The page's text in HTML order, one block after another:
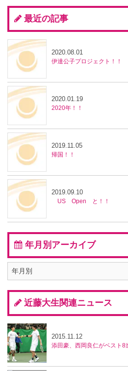
最近の記事
伊達公子プロジェクト！！
2020.08.01
2020年！！
2020.01.19
帰国！！
2019.11.05
US Open と！！
2019.09.10
年月別アーカイブ
近藤大生関連ニュース
添田豪、西岡良仁がベスト8進出、内山靖崇、大
2015.11.12